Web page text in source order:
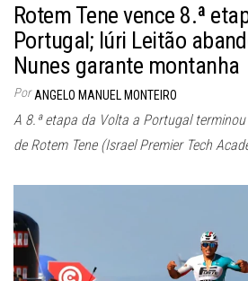
Rotem Tene vence 8.ª
Portugal; Iúri Leitão
Nunes garante montanha
Por ANGELO MANUEL MONTEIRO
A 8.ª etapa da Volta a Portugal
de Rotem Tene (Israel Premier Tech